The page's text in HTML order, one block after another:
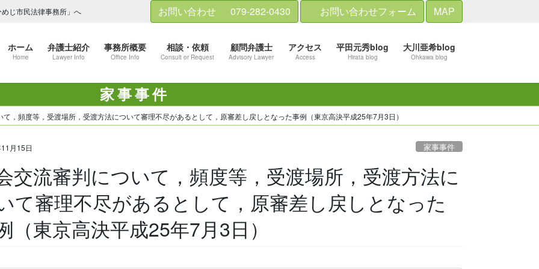
じ市民法律事務所」へ お問い合わせ 079-282-0430 お問い合わせフォーム MAP
ホーム
Home
弁護士紹介
Lawyer Info
事務所概要
Office Info
相談・依頼
Consult or Request
顧問弁護士
Advisory Lawyer
アクセス
Access
平田元秀blog
Hirata blog
大川亜希blog
Ohkawa blog
家事事件
て，頻度等，受渡場所，受渡方法について審理不尽があるとして，原審差し戻しとなった事例（東京高決平成25年7月3日）
月15日 家事事件
交流審判について，頻度等，受渡場所，受渡方法に
て審理不尽があるとして，原審差し戻しとなった
（東京高決平成25年7月3日）